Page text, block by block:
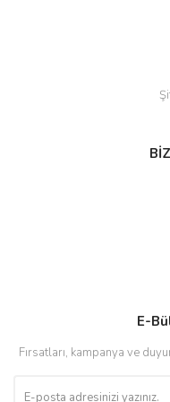
E-
Fırsatları, kampanya ve